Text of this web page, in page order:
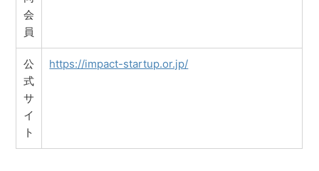
会
員
公
式
サ
イ
ト
https://impact-startup.or.jp/